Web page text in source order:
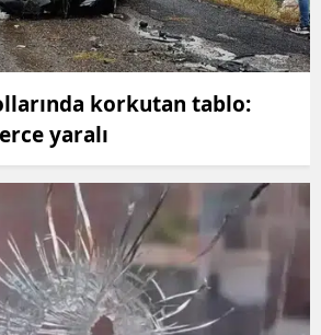
korkutan tablo:
yaralı